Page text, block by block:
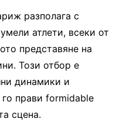
разполага с
атлети, всеки от
представяне на
Този отбор е
динамики и
го прави formidable
сцена.